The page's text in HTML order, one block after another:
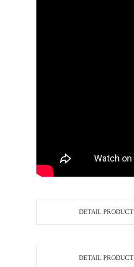
DETAIL PRODUCT
DETAIL PRODUCT